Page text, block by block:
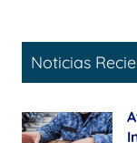
Noticias